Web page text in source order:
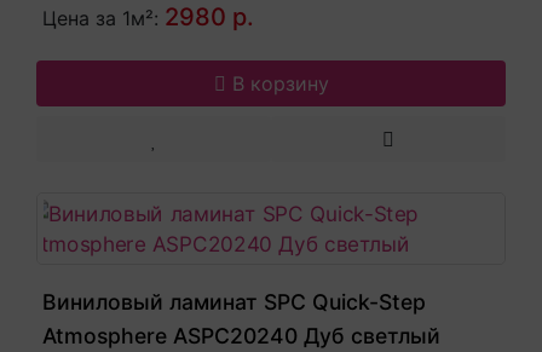
Цена за 1м²: 2980 р.
В корзину
Виниловый ламинат SPC Quick-Step
Atmosphere ASPC20240 Дуб светлый